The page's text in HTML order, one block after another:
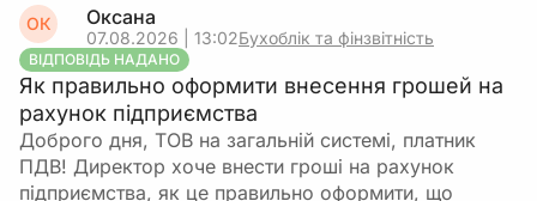
ОК Оксана
07.08.2026 | 13:02Бухоблік та фінзвітність
ВІДПОВІДЬ НАДАНО
Як правильно оформити внесення грошей на
рахунок підприємства
Доброго дня, ТОВ на загальній системі, платник
ПДВ! Директор хоче внести гроші на рахунок
підприємства, як це правильно оформити, що